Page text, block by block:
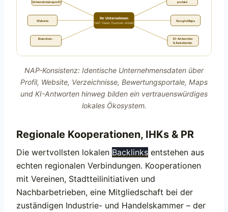
Ihr Unternehmen
NAP-Daten (Sachsen-Anhalt)
Unternehmensprofil
Website
Branchen-
portale
Google Maps
KI-Antworten
& Assistenten
NAP-Konsistenz: Identische Unternehmensdaten über
Profil, Website, Verzeichnisse, Bewertungsportale, Maps
und KI-Antworten hinweg bilden ein vertrauenswürdiges
lokales Ökosystem.
Regionale Kooperationen, IHKs & PR
Die wertvollsten lokalen Backlinks entstehen aus
echten regionalen Verbindungen. Kooperationen
mit Vereinen, Stadtteilinitiativen und
Nachbarbetrieben, eine Mitgliedschaft bei der
zuständigen Industrie- und Handelskammer – der